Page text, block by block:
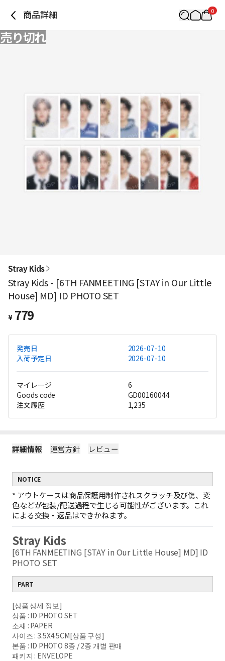
商品詳細 0
売り切れ
Stray Kids
Stray Kids - [6TH FANMEETING [STAY in Our Little
House] MD] ID PHOTO SET
¥ 779
発売日
2026-07-10
入荷予定日
2026-07-10
マイレージ
6
Goods code
GD00160044
注文履歴
1,235
詳細情報 運営方針 レビュー
NOTICE
* アウトケースは商品保護用制作されスクラッチ及び傷、変
色などが包装/配送過程で生じる可能性がございます。これ
による交換・返品はできかねます。
Stray Kids
[6TH FANMEETING [STAY in Our Little House] MD] ID
PHOTO SET
PART
[상품 상세 정보]
상품 : ID PHOTO SET
소재 : PAPER
사이즈 : 3.5X4.5CM[상품 구성]
본품 : ID PHOTO 8종 / 2종 개별 판매
패키지 : ENVELOPE